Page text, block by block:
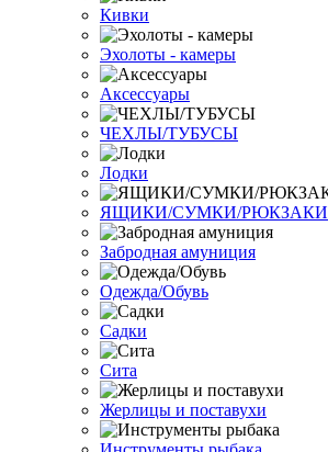
Кивки
Эхолоты - камеры
Аксессуары
ЧЕХЛЫ/ТУБУСЫ
Лодки
ЯЩИКИ/СУМКИ/РЮКЗАКИ
Забродная амуниция
Одежда/Обувь
Садки
Сита
Жерлицы и поставухи